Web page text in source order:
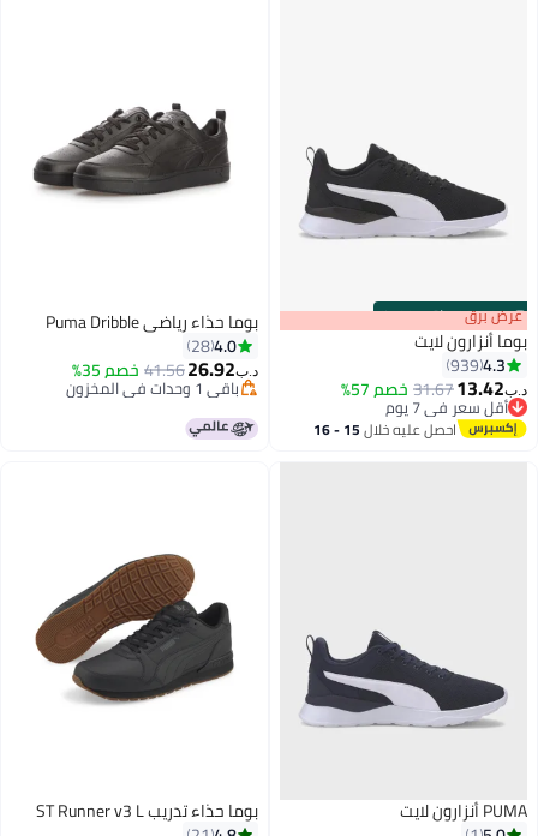
00m:00s
·باقي 100%
4
عرض برق
بوما أنزارون لايت
4.3
939
د.ب‏13.42
31.67خصم 57%
أقل سعر في 7 يوم
أقل سعر في 7 يوماحصل عليه خلال 15 - 16
بوما حذاء رياضي Puma Dribble
4.0
28
د.ب‏26.92
41.56خصم 35%
باقي 1 وحدات في المخزون
باقي 1 وحدات في المخزون
PUMA أنزارون لايت بوما حذاء تدريب ST Runner v3 L